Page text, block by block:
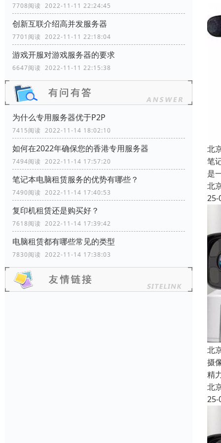
7708阅读 2022-11-11 22:24:45
创新互联介绍高并发服务器
7701阅读 2022-11-11 22:18:04
游戏开服对游戏服务器的要求
6647阅读 2022-11-11 22:15:38
为什么专用服务器优于P2P
7415阅读 2022-11-14 18:02:10
如何在2022年确保您的香港专用服务器
7494阅读 2022-11-14 17:57:20
笔记本电脑租赁服务的优势有哪些？
7490阅读 2022-11-14 17:40:53
复印机租赁还是购买好？
7618阅读 2022-11-14 17:39:42
电脑租赁都有哪些常见的类型
7830阅读 2022-11-14 17:38:03
北
笔
是
北
25-
北
摄
精
北
25-